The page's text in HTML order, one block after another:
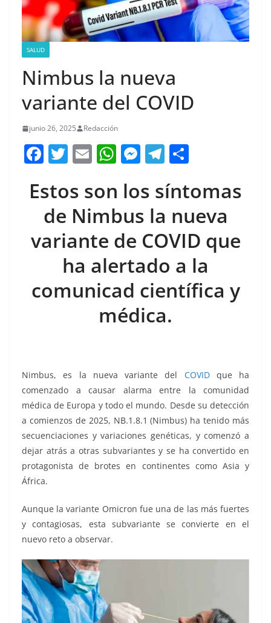
SALUD
Nimbus la nueva
variante del COVID
junio 26, 2025 Redacción
F
c
e
b
o
k
T
itt
er
E
ai
l
W
at
s
A
p
p
M
ss
e
n
g
er
T
e
gr
a
m
m
p
ar
tir
Estos son los síntomas
de Nimbus la nueva
variante de COVID que
ha alertado a la
comunicad científica y
médica.
Nimbus, es la nueva variante del COVIDque ha
comenzado a causar alarma entre la comunidad
médica de Europa y todo el mundo. Desde su detección
a comienzos de 2025, NB.1.8.1 (Nimbus) ha tenido más
secuenciaciones y variaciones genéticas, y comenzó a
dejar atrás a otras subvariantes y se ha convertido en
protagonista de brotes en continentes como Asia y
África.
Aunque la variante Omicron fue una de las más fuertes
y contagiosas, esta subvariante se convierte en el
nuevo reto a observar.